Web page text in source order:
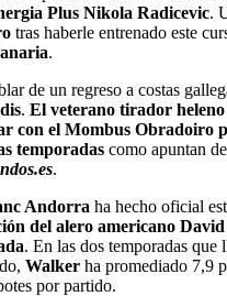
Plus Nikola Radicevic.
tras haberle entrenado este
.
de un regreso a costas
. El veterano tirador
con el Mombus Obradoiro
temporadas como apuntan
.
Andorra ha hecho oficial
del alero americano
. En las dos temporadas que
Walker ha promediado 7,9
por partido.